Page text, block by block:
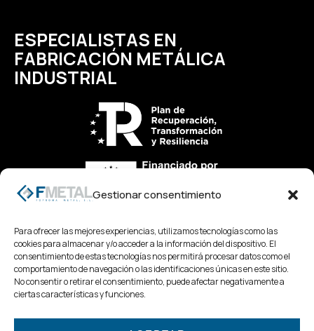
Gestionar consentimiento
Para ofrecer las mejores experiencias, utilizamos tecnologías como las
cookies para almacenar y/o acceder a la información del dispositivo. El
consentimiento de estas tecnologías nos permitirá procesar datos como el
comportamiento de navegación o las identificaciones únicas en este sitio.
No consentir o retirar el consentimiento, puede afectar negativamente a
ciertas características y funciones.
ESPECIALISTAS EN
FABRICACIÓN METÁLICA
INDUSTRIAL
CTRA. CEPEDA-PAZOS, 7, 36840, PONTEVEDRA